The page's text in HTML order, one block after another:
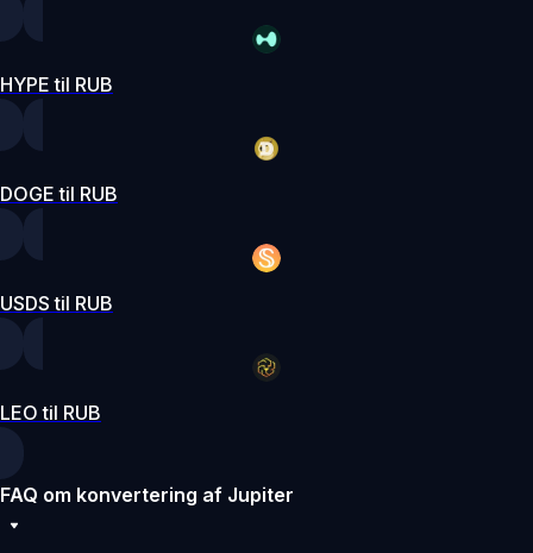
HYPE til RUB
DOGE til RUB
USDS til RUB
LEO til RUB
FAQ om konvertering af Jupiter